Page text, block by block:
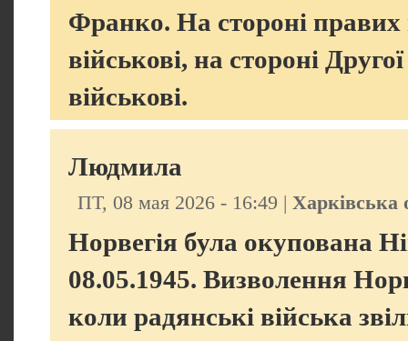
Франко. На стороні правих
військові, на стороні
військові.
Людмила
ПТ, 08 мая 2026 - 16:49 | Харківська
Норвегія була окупована
08.05.1945. Визволення
коли радянські війська